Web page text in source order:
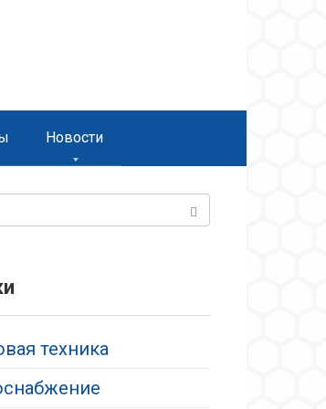
Новости
техника